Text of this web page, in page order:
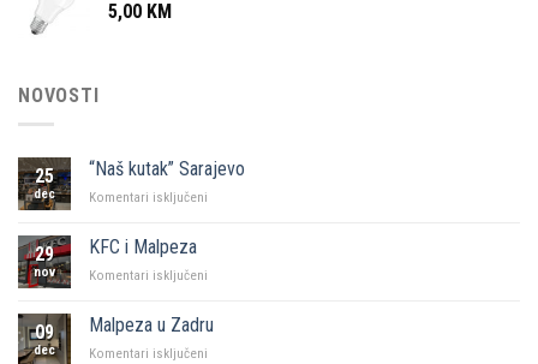
5,00 KM
NOVOSTI
25
dec
“Naš kutak” Sarajevo
Komentari isključeni
29
nov
KFC i Malpeza
Komentari isključeni
Malpeza
09
dec
Malpeza u Zadru
Komentari isključeni